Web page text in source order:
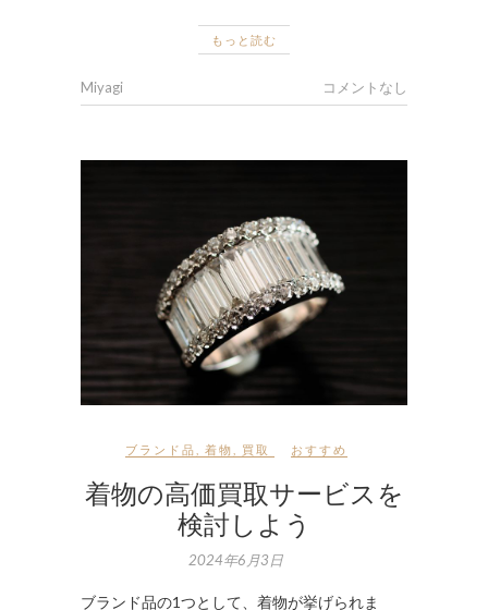
もっと読む
Miyagi コメントなし
ブランド品 着物 買取 おすすめ
着物の高価買取サービスを
検討しよう
2024年6月3日
ブランド品の1つとして、着物が挙げられま